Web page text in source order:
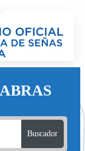
Buscador